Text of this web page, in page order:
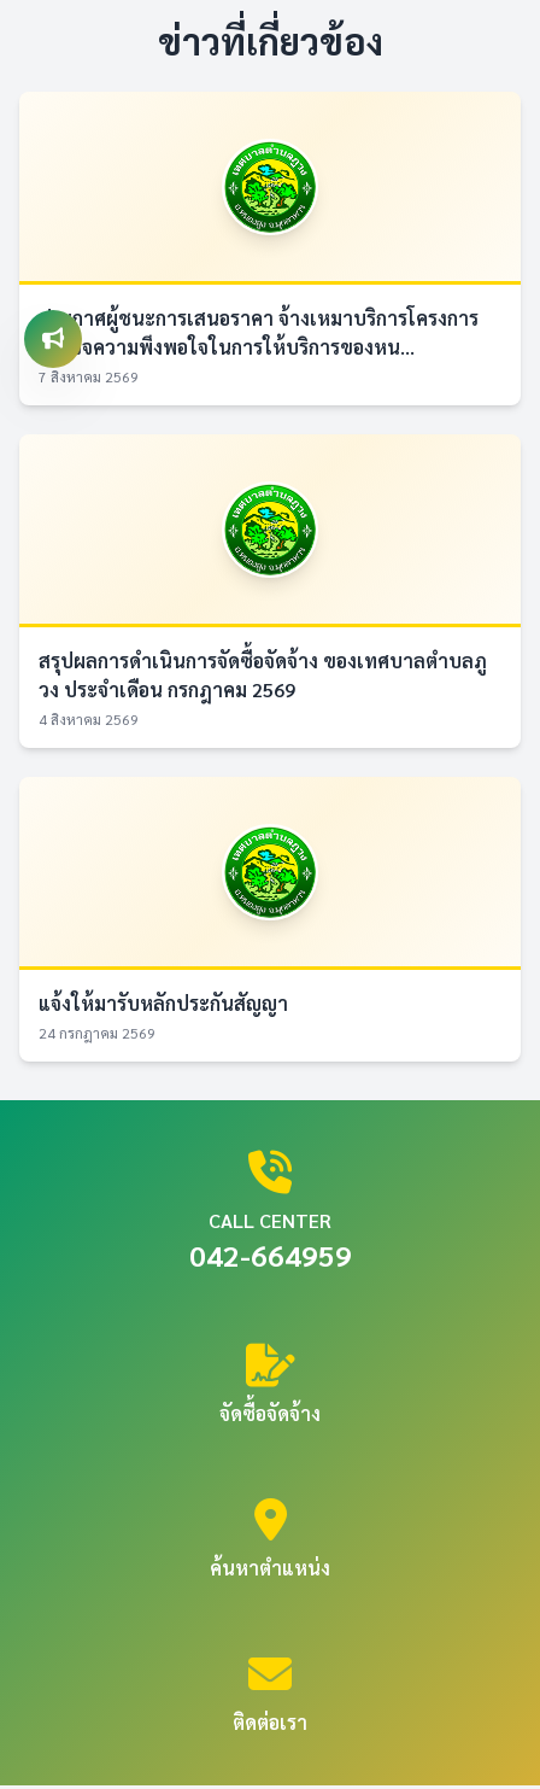
ข่าวที่เกี่ยวข้อง
ประกาศผู้ชนะการเสนอราคา จ้างเหมาบริการโครงการ
สำรวจความพึงพอใจในการให้บริการของหน...
7 สิงหาคม 2569
สรุปผลการดำเนินการจัดซื้อจัดจ้าง ของเทศบาลตำบลภู
วง ประจำเดือน กรกฎาคม 2569
4 สิงหาคม 2569
แจ้งให้มารับหลักประกันสัญญา
24 กรกฎาคม 2569
CALL CENTER
042-664959
จัดซื้อจัดจ้าง
ค้นหาตำแหน่ง
ติดต่อเรา